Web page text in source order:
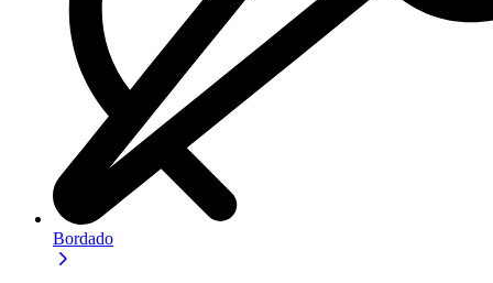
Bordado